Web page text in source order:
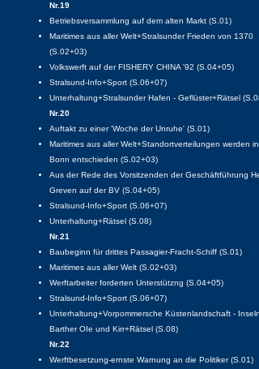
Nr.19
Betriebsversammlung auf dem alten Markt (S.01)
Maritimes aus aller Welt+Stralsunder Frieden von 1370
(S.02+03)
Volkswerft auf der FISHERY CHINA '92 (S.04+05)
Stralsund-Info+Sport (S.06+07)
Unterhaltung+Stralsunder Hafen - Geflüster+Rätsel
Nr.20
Auftakt zu einer 'Woche der Unruhe' (S.01)
Maritimes aus aller Welt+Standortverteilungen werden in
Bonn entschieden (S.02+03)
Aus der Rede des Vorsitzenden der Geschäftführung
Greven auf der BV (S.04+05)
Stralsund-Info+Sport (S.06+07)
Unterhaltung+Rätsel (S.08)
Nr.21
Baubeginn für drittes Passagier-Fracht-Schiff (S.01)
Maritimes aus aller Welt (S.02+03)
Werftarbeiter forderten Unterstützng (S.04+05)
Stralsund-Info+Sport (S.06+07)
Unterhaltung+Vorpommersche Küstenlandschaft - Inseln
Barther OIe und Kirr+Rätsel (S.08)
Nr.22
Werftbesetzung-ernste Warnung an die Politiker (S.01)